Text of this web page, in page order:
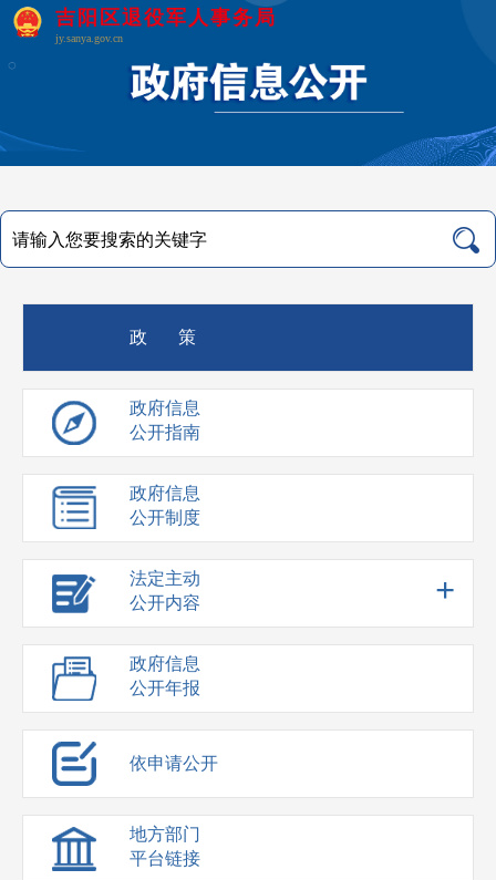
吉阳区退役军人事务局
jy.sanya.gov.cn
政 策
政府信息
公开指南
政府信息
公开制度
法定主动
公开内容
+
政府信息
公开年报
依申请公开
地方部门
平台链接